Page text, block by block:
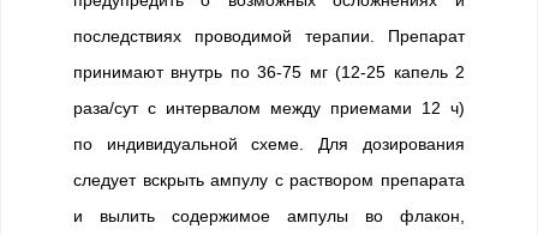
последствиях проводимой терапии. Препарат
принимают внутрь по 36-75 мг (12-25 капель 2
раза/сут с интервалом между приемами 12 ч)
по индивидуальной схеме. Для дозирования
следует вскрыть ампулу с раствором препарата
и вылить содержимое ампулы во флакон,